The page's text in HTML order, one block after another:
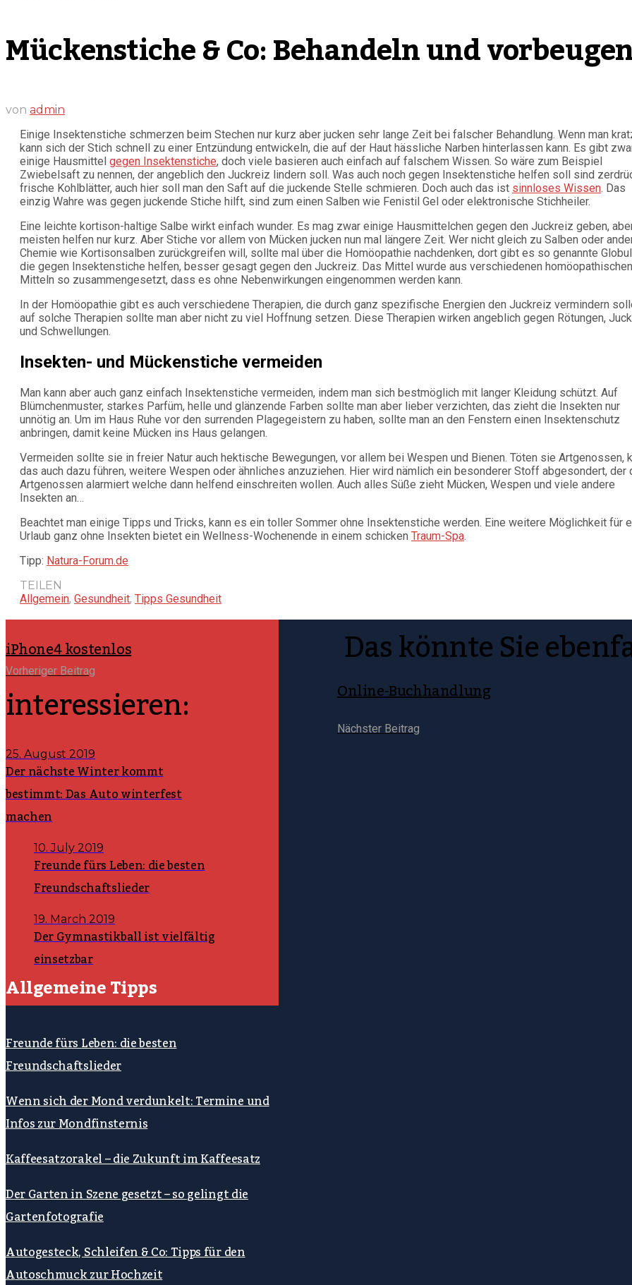
Mückenstiche & Co: Behandeln und
von admin
Einige Insektenstiche schmerzen beim Stechen nur kurz aber jucken sehr lange Zeit bei falscher Behandlung. Wenn man
kann sich der Stich schnell zu einer Entzündung entwickeln, die auf der Haut hässliche Narben hinterlassen kann. Es gibt
einige Hausmittel gegen Insektenstiche, doch viele basieren auch einfach auf falschem Wissen. So wäre zum Beispiel
Zwiebelsaft zu nennen, der angeblich den Juckreiz lindern soll. Was auch noch gegen Insektenstiche helfen soll sind
frische Kohlblätter, auch hier soll man den Saft auf die juckende Stelle schmieren. Doch auch das ist sinnloses Wissen. Das
einzig Wahre was gegen juckende Stiche hilft, sind zum einen Salben wie Fenistil Gel oder elektronische Stichheiler.
Eine leichte kortison-haltige Salbe wirkt einfach wunder. Es mag zwar einige Hausmittelchen gegen den Juckreiz geben,
meisten helfen nur kurz. Aber Stiche vor allem von Mücken jucken nun mal längere Zeit. Wer nicht gleich zu Salben oder
Chemie wie Kortisonsalben zurückgreifen will, sollte mal über die Homöopathie nachdenken, dort gibt es so genannte
die gegen Insektenstiche helfen, besser gesagt gegen den Juckreiz. Das Mittel wurde aus verschiedenen homöopathischen
Mitteln so zusammengesetzt, dass es ohne Nebenwirkungen eingenommen werden kann.
In der Homöopathie gibt es auch verschiedene Therapien, die durch ganz spezifische Energien den Juckreiz vermindern
auf solche Therapien sollte man aber nicht zu viel Hoffnung setzen. Diese Therapien wirken angeblich gegen Rötungen,
und Schwellungen.
Insekten- und Mückenstiche vermeiden
Man kann aber auch ganz einfach Insektenstiche vermeiden, indem man sich bestmöglich mit langer Kleidung schützt. Auf
Blümchenmuster, starkes Parfüm, helle und glänzende Farben sollte man aber lieber verzichten, das zieht die Insekten nur
unnötig an. Um im Haus Ruhe vor den surrenden Plagegeistern zu haben, sollte man an den Fenstern einen Insektenschutz
anbringen, damit keine Mücken ins Haus gelangen.
Vermeiden sollte sie in freier Natur auch hektische Bewegungen, vor allem bei Wespen und Bienen. Töten sie Artgenossen,
das auch dazu führen, weitere Wespen oder ähnliches anzuziehen. Hier wird nämlich ein besonderer Stoff abgesondert, der
Artgenossen alarmiert welche dann helfend einschreiten wollen. Auch alles Süße zieht Mücken, Wespen und viele andere
Insekten an…
Beachtet man einige Tipps und Tricks, kann es ein toller Sommer ohne Insektenstiche werden. Eine weitere Möglichkeit für
Urlaub ganz ohne Insekten bietet ein Wellness-Wochenende in einem schicken Traum-Spa.
Tipp: Natura-Forum.de
TEILEN
Allgemein, Gesundheit, Tipps Gesundheit
iPhone4 kostenlos
Vorheriger Beitrag
Online-Buchhandlung
Nächster Beitrag
Das könnte Sie
interessieren:
25. August 2019
Der nächste Winter kommt
bestimmt: Das Auto winterfest
machen
10. July 2019
Freunde fürs Leben: die besten
Freundschaftslieder
19. March 2019
Der Gymnastikball ist vielfältig
einsetzbar
Allgemeine Tipps
Freunde fürs Leben: die besten
Freundschaftslieder
Wenn sich der Mond verdunkelt: Termine und
Infos zur Mondfinsternis
Kaffeesatzorakel – die Zukunft im Kaffeesatz
Der Garten in Szene gesetzt – so gelingt die
Gartenfotografie
Autogesteck, Schleifen & Co: Tipps für den
Autoschmuck zur Hochzeit